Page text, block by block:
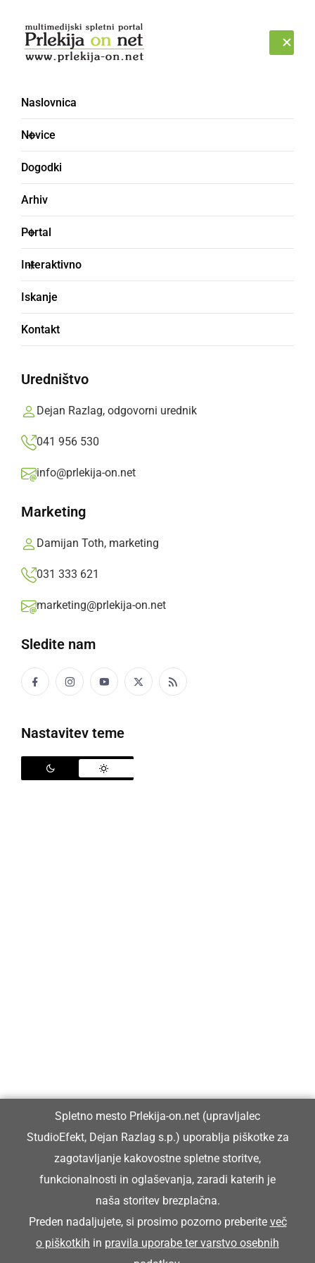
Naslovnica
Novice
Dogodki
Arhiv
Portal
Interaktivno
Iskanje
Kontakt
Uredništvo
Dejan Razlag, odgovorni urednik
041 956 530
info@prlekija-on.net
Marketing
Damijan Toth, marketing
031 333 621
marketing@prlekija-on.net
Sledite nam
Nastavitev teme
vokalna zasedba
KULTURA IN IZOBRAŽEVANJE
Evridike pripravile prvi samostojni koncert
Družabno
Črna kronika
Šport
Politika
Gospodarstvo
Narava
Zanimivosti
Glavni in odgovorni urednik:
Dejan Razlag
info@prlekija-on.net
Spletno mesto Prlekija-on.net (upravljalec
StudioEfekt, Dejan Razlag s.p.) uporablja piškotke za
zagotavljanje kakovostne spletne storitve,
funkcionalnosti in oglaševanja, zaradi katerih je
naša storitev brezplačna.
Preden nadaljujete, si prosimo pozorno preberite več
o piškotkih in pravila uporabe ter varstvo osebnih